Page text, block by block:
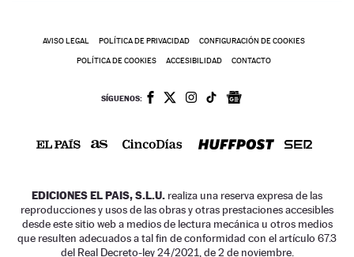
AVISO LEGAL POLÍTICA DE PRIVACIDAD CONFIGURACIÓN DE COOKIES
POLÍTICA DE COOKIES ACCESIBILIDAD CONTACTO
SÍGUENOS:
EDICIONES EL PAIS, S.L.U. realiza una reserva expresa de las
reproducciones y usos de las obras y otras prestaciones accesibles
desde este sitio web a medios de lectura mecánica u otros medios
que resulten adecuados a tal fin de conformidad con el artículo 67.3
del Real Decreto-ley 24/2021, de 2 de noviembre.